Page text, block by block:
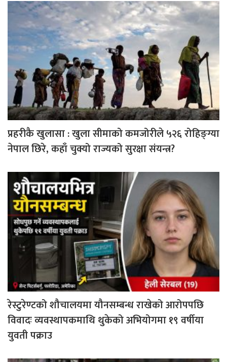
प्रहरीकै खुलासा : खुला सीमाको कमजोरीले ५२६ रोहिङ्ग्या
नेपाल छिरे, कहाँ चुक्यो राज्यको सुरक्षा संयन्त्र?
रेस्टुरेण्टको शौचालयमा यौनसम्बन्ध राखेको आरोपपछि
विवादः व्यवस्थापकमाथि थुकेको अभियोगमा १९ वर्षीया
युवती पक्राउ